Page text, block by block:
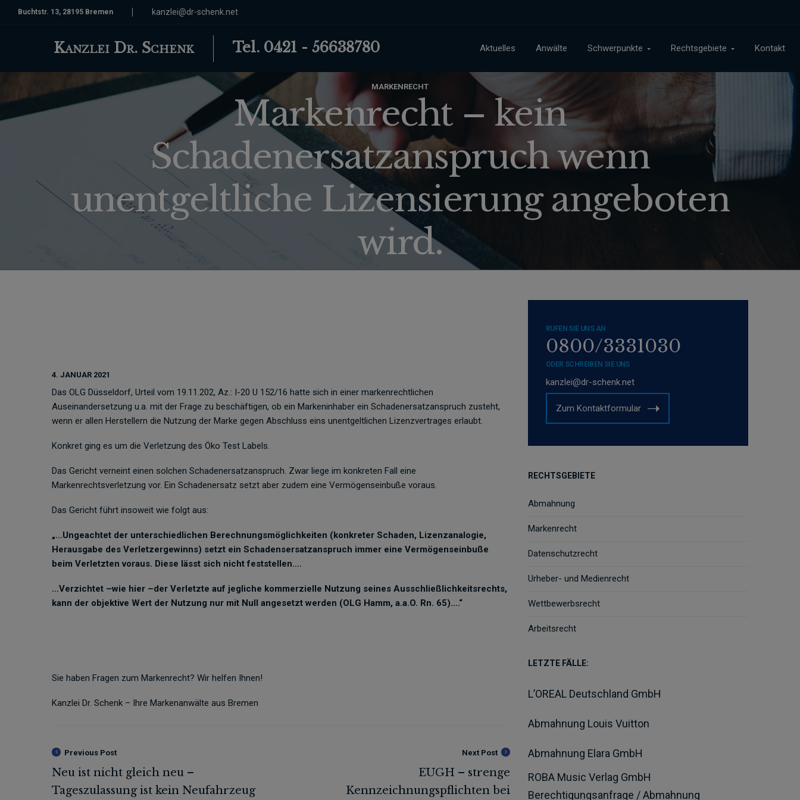
Buchtstr. 13, 28195 Bremen kanzlei@dr-schenk.net
Kanzlei Dr. Schenk Tel. 0421 - 56638780 Aktuelles Anwälte Schwerpunkte Rechtsgebiete Kontakt
MARKENRECHT
Markenrecht – kein
Schadenersatzanspruch wenn
unentgeltliche Lizensierung angeboten
wird.
4. JANUAR 2021
Das OLG Düsseldorf, Urteil vom 19.11.202, Az.: I-20 U 152/16 hatte sich in einer markenrechtlichen
Auseinandersetzung u.a. mit der Frage zu beschäftigen, ob ein Markeninhaber ein Schadenersatzanspruch zusteht,
wenn er allen Herstellern die Nutzung der Marke gegen Abschluss eins unentgeltlichen Lizenzvertrages erlaubt.
Konkret ging es um die Verletzung des Öko Test Labels.
Das Gericht verneint einen solchen Schadenersatzanspruch. Zwar liege im konkreten Fall eine
Markenrechtsverletzung vor. Ein Schadenersatz setzt aber zudem eine Vermögenseinbuße voraus.
Das Gericht führt insoweit wie folgt aus:
„…Ungeachtet der unterschiedlichen Berechnungsmöglichkeiten (konkreter Schaden, Lizenzanalogie,
Herausgabe des Verletzergewinns) setzt ein Schadensersatzanspruch immer eine Vermögenseinbuße
beim Verletzten voraus. Diese lässt sich nicht feststellen….
…Verzichtet –wie hier –der Verletzte auf jegliche kommerzielle Nutzung seines Ausschließlichkeitsrechts,
kann der objektive Wert der Nutzung nur mit Null angesetzt werden (OLG Hamm, a.a.O. Rn. 65)….“
Sie haben Fragen zum Markenrecht? Wir helfen Ihnen!
Kanzlei Dr. Schenk – Ihre Markenanwälte aus Bremen
Previous Post Next Post
RUFEN SIE UNS AN
0800/3331030
ODER SCHREIBEN SIE UNS
kanzlei@dr-schenk.net
Zum Kontaktformular
RECHTSGEBIETE
Abmahnung
Markenrecht
Datenschutzrecht
Urheber- und Medienrecht
Wettbewerbsrecht
Arbeitsrecht
LETZTE FÄLLE:
L’OREAL Deutschland GmbH
Abmahnung Louis Vuitton
Abmahnung Elara GmbH
ROBA Music Verlag GmbH
Berechtigungsanfrage / Abmahnung